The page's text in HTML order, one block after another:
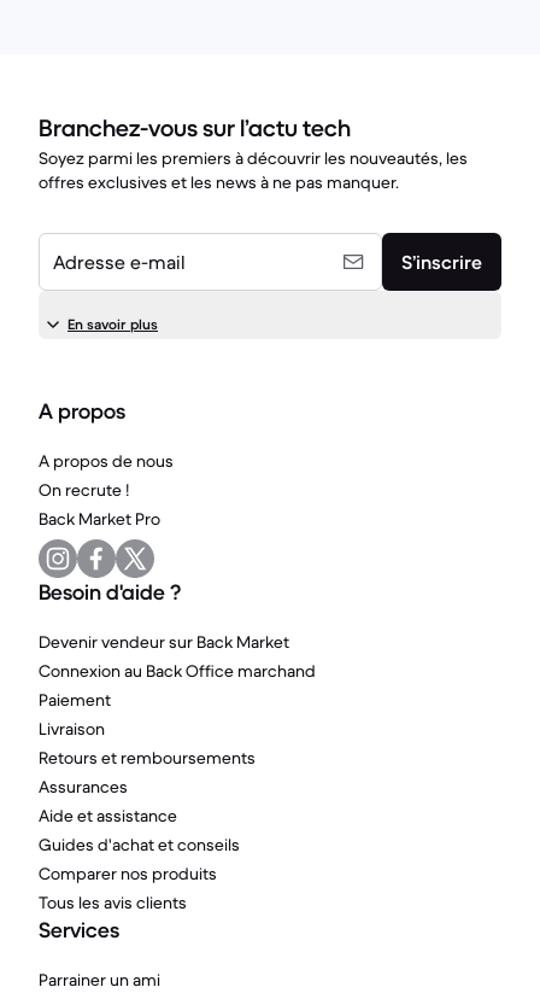
Branchez-vous sur l’actu tech
Soyez parmi les premiers à découvrir les nouveautés, les
offres exclusives et les news à ne pas manquer.
Adresse e-mail S’inscrire
En savoir plus
A propos
A propos de nous
On recrute !
Back Market Pro
Besoin d'aide ?
Devenir vendeur sur Back Market
Connexion au Back Office marchand
Paiement
Livraison
Retours et remboursements
Assurances
Aide et assistance
Guides d'achat et conseils
Comparer nos produits
Tous les avis clients
Services
Parrainer un ami